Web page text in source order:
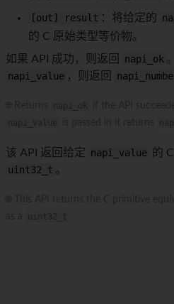
[out] result ：将给定的
的 C 原始类型等价物。
如果 API 成功，则返回
napi_ok
napi_value ，则返回
该 API 返回给定 napi_value 的
uint32_t 。